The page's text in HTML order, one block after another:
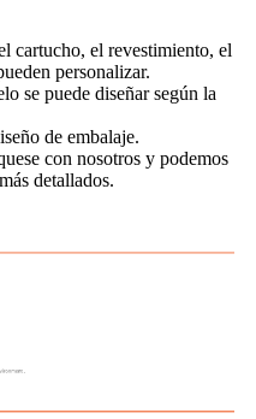
cartucho, el revestimiento, el
personalizar.
se puede diseñar según la
de embalaje.
con nosotros y podemos
detallados.